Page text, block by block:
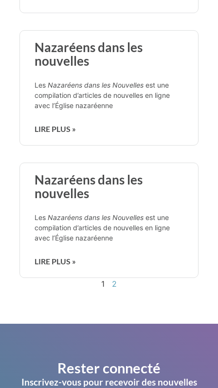
Nazaréens dans les
nouvelles
Les Nazaréens dans les Nouvelles est une
compilation d’articles de nouvelles en ligne
avec l’Église nazaréenne
LIRE PLUS »
Nazaréens dans les
nouvelles
Les Nazaréens dans les Nouvelles est une
compilation d’articles de nouvelles en ligne
avec l’Église nazaréenne
LIRE PLUS »
1 2
Rester connecté
Inscrivez-vous pour recevoir des nouvelles